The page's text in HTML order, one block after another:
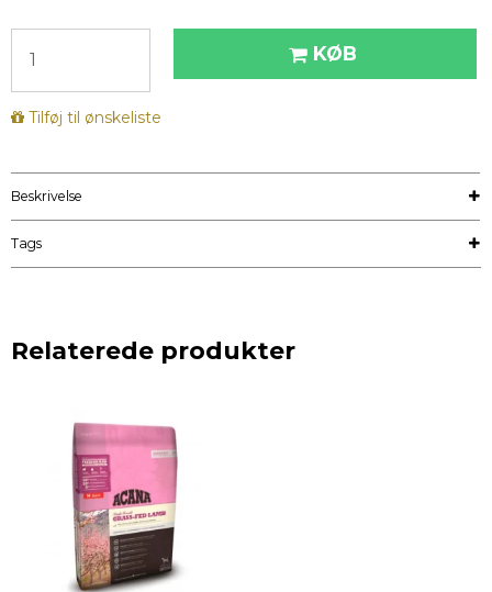
KØB
Tilføj til ønskeliste
Beskrivelse
Tags
Relaterede produkter